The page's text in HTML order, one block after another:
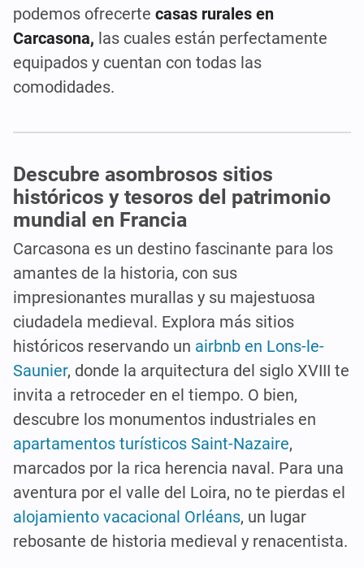
podemos ofrecerte casas rurales en
Carcasona, las cuales están perfectamente
equipados y cuentan con todas las
comodidades.
Descubre asombrosos sitios
históricos y tesoros del patrimonio
mundial en Francia
Carcasona es un destino fascinante para los
amantes de la historia, con sus
impresionantes murallas y su majestuosa
ciudadela medieval. Explora más sitios
históricos reservando un airbnb en Lons-le-
Saunier, donde la arquitectura del siglo XVIII te
invita a retroceder en el tiempo. O bien,
descubre los monumentos industriales en
apartamentos turísticos Saint-Nazaire,
marcados por la rica herencia naval. Para una
aventura por el valle del Loira, no te pierdas el
alojamiento vacacional Orléans, un lugar
rebosante de historia medieval y renacentista.